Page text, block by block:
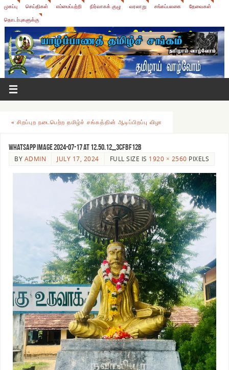
முகப்பு செய்திகள் எம்மைப்பற்றி நிர்வாகக் குழு வரலாறு சங்கப்பலகை
தேவைகள்
தொடர்புகளுக்கு
« சிறப்புற நடைபெற்ற தமிழ்ச் சங்கத்தின் ஆடிப்பிறப்பு விழா
WhatsApp Image 2024-07-17 at 12.50.12_3cfbf12b
BY ADMIN JULY 17, 2024 FULL SIZE IS 1920 × 2560 PIXELS